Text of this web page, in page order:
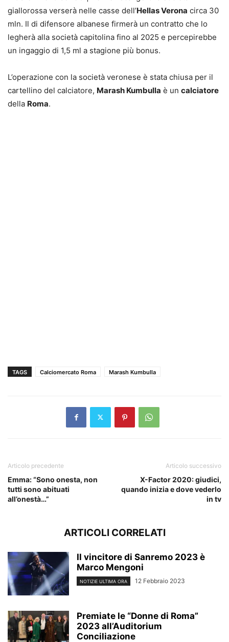
giallorossa verserà nelle casse dell’Hellas Verona circa 30
mln. Il di difensore albanese firmerà un contratto che lo
legherà alla società capitolina fino al 2025 e percepirebbe
un ingaggio di 1,5 ml a stagione più bonus.
L’operazione con la società veronese è stata chiusa per il
cartellino del calciatore, Marash Kumbulla è un calciatore
della Roma.
TAGS Calciomercato Roma Marash Kumbulla
Articolo precedente
Emma: “Sono onesta, non
tutti sono abituati
all’onestà…”
Articolo successivo
X-Factor 2020: giudici,
quando inizia e dove vederlo
in tv
ARTICOLI CORRELATI
Il vincitore di Sanremo 2023 è
Marco Mengoni
NOTIZIE ULTIMA ORA 12 Febbraio 2023
Premiate le “Donne di Roma”
2023 all’Auditorium
Conciliazione